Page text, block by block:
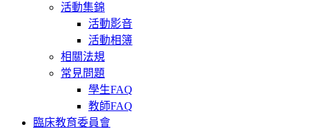
活動集錦
活動影音
活動相簿
相關法規
常見問題
學生FAQ
教師FAQ
臨床教育委員會